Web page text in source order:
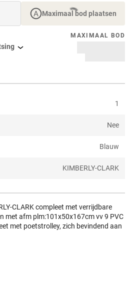
Maximaal bod plaatsen
MAXIMAAL BOD
1
Nee
Blauw
KIMBERLY-CLARK
CLARK compleet met verrijdbare
met afm plm:101x50x167cm vv 9 PVC
met poetstrolley, zich bevindend aan